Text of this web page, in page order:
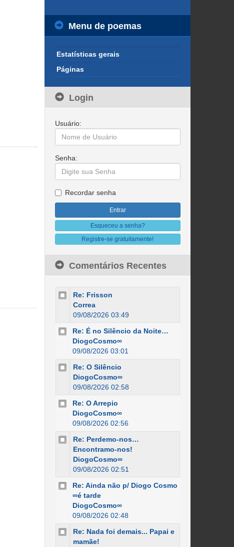
Menu de poemas
Estatísticas gerais
Páginas
Login
Usuário:
Senha:
Recordar senha
Esqueceu a senha?
Registre-se gratuitamente!
Comentários Recentes
Re: Frisson
Correa
09/08/2026 03:49
Re: É no Silêncio da Noite…
DiogoCosmo∞
09/08/2026 03:01
Re: O Silêncio
DiogoCosmo∞
09/08/2026 02:58
Re: O Arrepio
DiogoCosmo∞
09/08/2026 02:56
Re: Perdemo-nos…
Encontramo-nos!
DiogoCosmo∞
09/08/2026 02:51
Re: Ainda não p/ Diogo Cosmo
∞é tarde
DiogoCosmo∞
09/08/2026 02:48
Re: Nada foi demais... Papai e
mamãe!